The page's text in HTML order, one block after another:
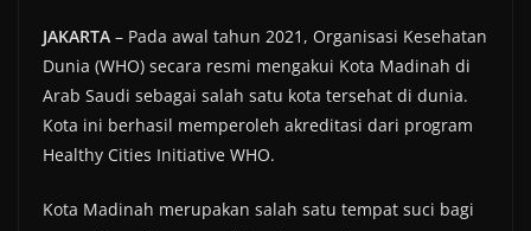
JAKARTA – Pada awal tahun 2021, Organisasi Kesehatan
Dunia (WHO) secara resmi mengakui Kota Madinah di
Arab Saudi sebagai salah satu kota tersehat di dunia.
Kota ini berhasil memperoleh akreditasi dari program
Healthy Cities Initiative WHO.
Kota Madinah merupakan salah satu tempat suci bagi